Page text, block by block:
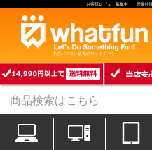
お客様レビュー募集中 営業時
中古パソコン販売のワットファン